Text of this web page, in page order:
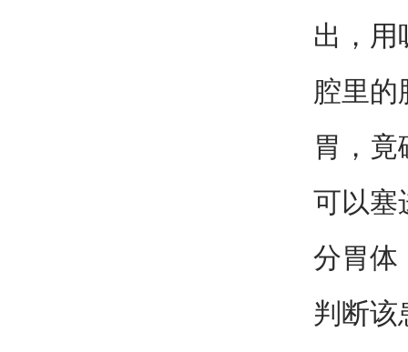
出，用
腔里
胃，
可以塞
分胃体
判断该